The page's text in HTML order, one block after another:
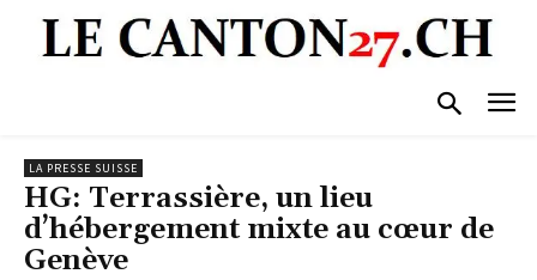
LA PRESSE SUISSE
HG: Terrassière, un lieu
d’hébergement mixte au cœur de
Genève